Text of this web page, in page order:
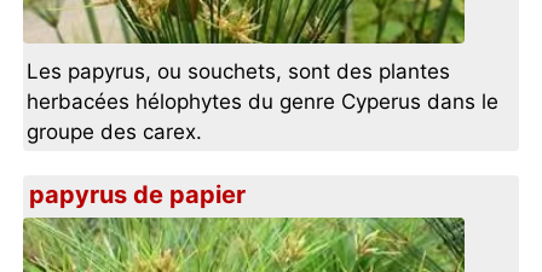
Les papyrus, ou souchets, sont des plantes
herbacées hélophytes du genre Cyperus dans le
groupe des carex.
papyrus de papier